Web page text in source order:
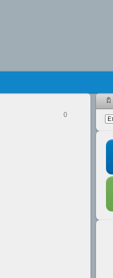
0